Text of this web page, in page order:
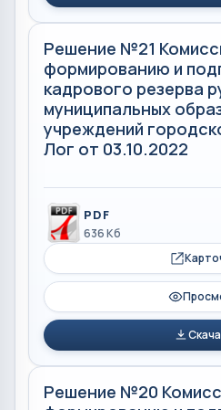
Решение №21
формированию и
кадрового резерва
муниципальных
учреждений
Лог от 03.10.2022
PDF
636 Кб
Решение №20